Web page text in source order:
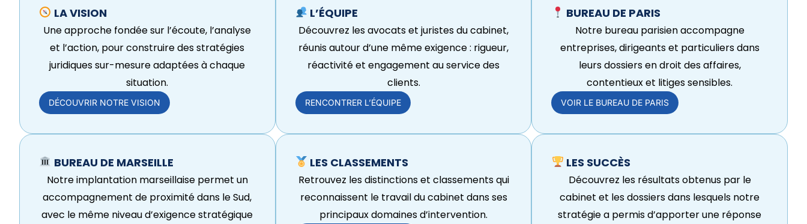
LA VISION
Une approche fondée sur l’écoute, l’analyse
et l’action, pour construire des stratégies
juridiques sur-mesure adaptées à chaque
situation.
DÉCOUVRIR NOTRE VISION
L’ÉQUIPE
Découvrez les avocats et juristes du cabinet,
réunis autour d’une même exigence : rigueur,
réactivité et engagement au service des
clients.
RENCONTRER L’ÉQUIPE
BUREAU DE PARIS
Notre bureau parisien accompagne
entreprises, dirigeants et particuliers dans
leurs dossiers en droit des affaires,
contentieux et litiges sensibles.
VOIR LE BUREAU DE PARIS
BUREAU DE MARSEILLE
Notre implantation marseillaise permet un
accompagnement de proximité dans le Sud,
avec le même niveau d’exigence stratégique
LES CLASSEMENTS
Retrouvez les distinctions et classements qui
reconnaissent le travail du cabinet dans ses
principaux domaines d’intervention.
LES SUCCÈS
Découvrez les résultats obtenus par le
cabinet et les dossiers dans lesquels notre
stratégie a permis d’apporter une réponse